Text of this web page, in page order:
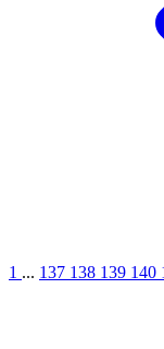
1 ... 137 138 139 140